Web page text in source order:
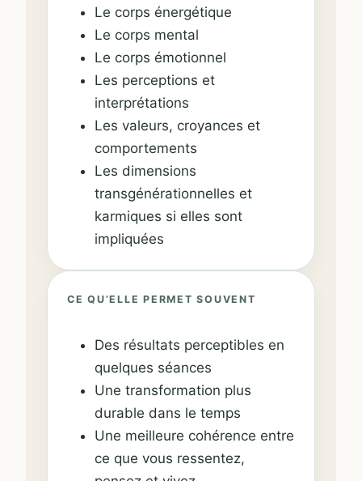
Le corps énergétique
Le corps mental
Le corps émotionnel
Les perceptions et
interprétations
Les valeurs, croyances et
comportements
Les dimensions
transgénérationnelles et
karmiques si elles sont
impliquées
CE QU’ELLE PERMET SOUVENT
Des résultats perceptibles en
quelques séances
Une transformation plus
durable dans le temps
Une meilleure cohérence entre
ce que vous ressentez,